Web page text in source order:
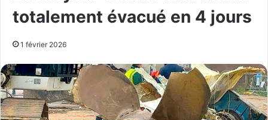
totalement évacué en 4 jours
1 février 2026